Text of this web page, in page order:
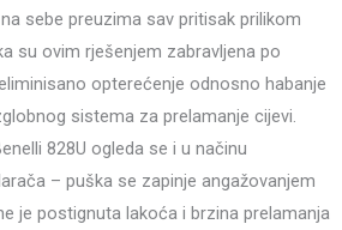
sebe preuzima sav pritisak prilikom
su ovim rješenjem zabravljena po
opterećenje odnosno habanje
sistema za prelamanje cijevi.
828U ogleda se i u načinu
– puška se zapinje angažovanjem
je postignuta lakoća i brzina prelamanja